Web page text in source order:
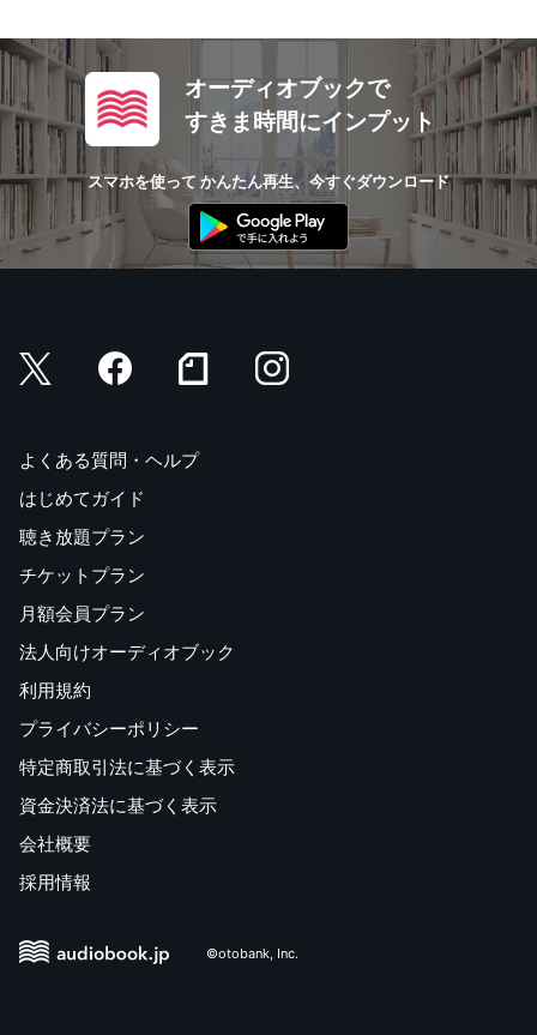
オーディオブックで
すきま時間にインプット
スマホを使って かんたん再生、今すぐダウンロード
よくある質問・ヘルプ
はじめてガイド
聴き放題プラン
チケットプラン
月額会員プラン
法人向けオーディオブック
利用規約
プライバシーポリシー
特定商取引法に基づく表示
資金決済法に基づく表示
会社概要
採用情報
©otobank, Inc.